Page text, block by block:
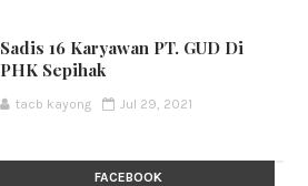
Sadis 16 Karyawan PT. GUD Di
PHK Sepihak
tacb kayong Jul 29, 2021
FACEBOOK